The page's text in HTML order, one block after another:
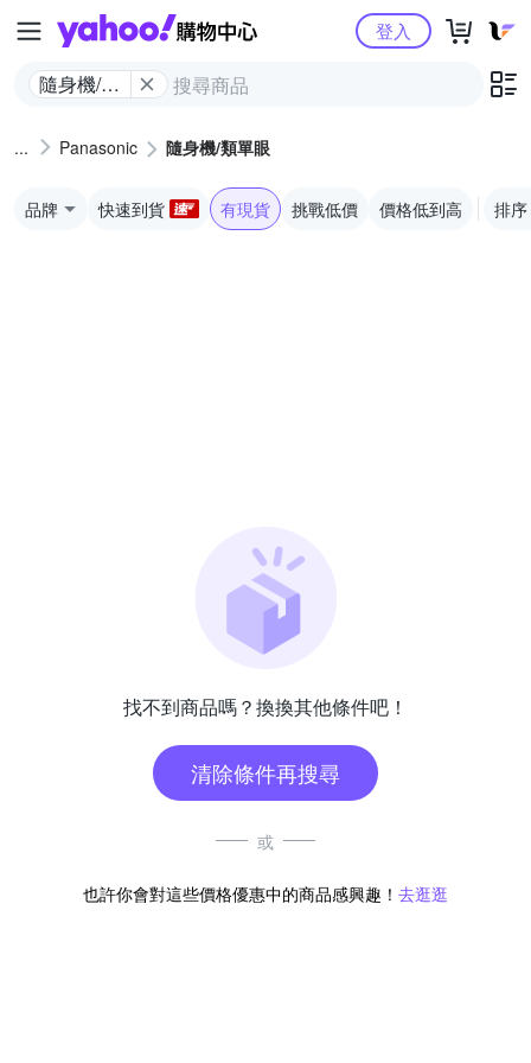
Yahoo購物中心
隨身機/類
登入
Panasonic 隨身機/類單眼
品牌 快速到貨 有現貨 挑戰低價 價格低到高 排序
找不到商品嗎？換換其他條件吧！
清除條件再搜尋
或
也許你會對這些價格優惠中的商品感興趣！ 去逛逛